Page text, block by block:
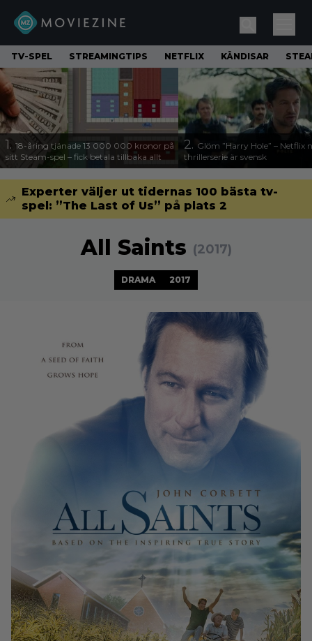
TV-SPEL STREAMINGTIPS NETFLIX KÄNDISAR
1. 18-åring tjänade 13 000 000 kronor på
sitt Steam-spel – fick betala tillbaka allt
2. Glöm ”Harry Hole” – Netflix
thrillerserie är svensk
Experter väljer ut tidernas 100 bästa tv-
spel: ”The Last of Us” på plats 2
All Saints (2017)
DRAMA 2017